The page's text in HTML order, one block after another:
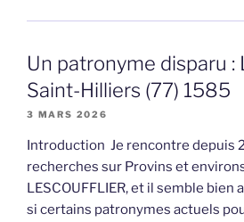
Un patronyme disparu :
Saint-Hilliers (77) 1585
3 MARS 2026
Introduction Je rencontre depuis
recherches sur Provins et
LESCOUFFLIER, et il semble bien
si certains patronymes actuels